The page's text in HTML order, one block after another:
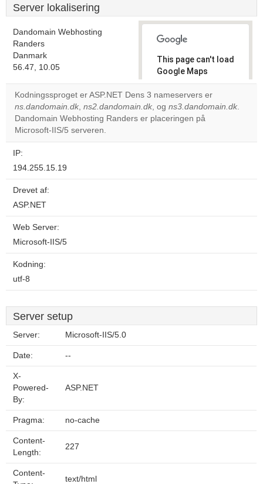
Server lokalisering
Dandomain Webhosting
Randers
Danmark
56.47, 10.05
This page can't load
Google Maps
correctly.
Do you
own this
Kodningssproget er ASP.NET Dens 3 nameservers er
ns.dandomain.dk, ns2.dandomain.dk, og ns3.dandomain.dk.
Dandomain Webhosting Randers er placeringen på
Microsoft-IIS/5 serveren.
IP:
194.255.15.19
Drevet af:
ASP.NET
Web Server:
Microsoft-IIS/5
Kodning:
utf-8
Server setup
Server: Microsoft-IIS/5.0
Date: --
X-
Powered-
By:
ASP.NET
Pragma: no-cache
Content-
Length:
227
Content-
text/html